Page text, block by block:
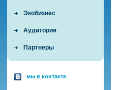
Экобизнес
Аудитория
Партнеры
мы в контакте